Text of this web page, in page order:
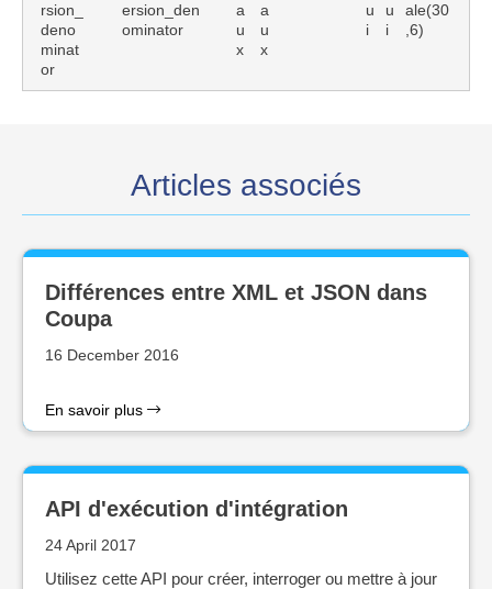
rsion_
deno
minat
or
ersion_den
ominator
a
u
x
a
u
x
u
i
u
i
ale(30
,6)
Articles associés
Différences entre XML et JSON dans
Coupa
16 December 2016
En savoir plus
API d'exécution d'intégration
24 April 2017
Utilisez cette API pour créer, interroger ou mettre à jour